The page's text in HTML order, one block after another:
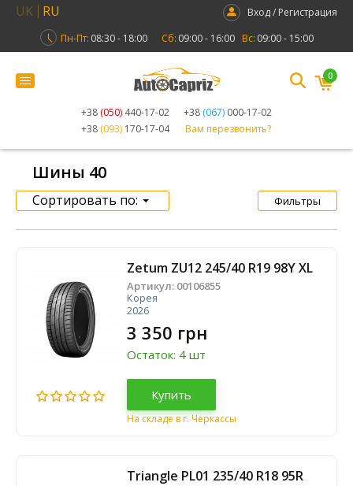
UK RU
Вход / Регистрация
Пн-Пт: 08:30 - 18:00 Сб: 09:00 - 16:00 Вс: 09:00 - 15:00
+38 (050) 440-17-02 +38 (067) 000-17-02
+38 (093) 170-17-04 Вам перезвонить?
0
Шины 40
Сортировать по: Фильтры
Zetum ZU12 245/40 R19 98Y XL
Артикул: 00106855
Корея
2026
3 350 грн
Остаток: 4 шт
Купить
На складе в г. Черкассы
Triangle PL01 235/40 R18 95R